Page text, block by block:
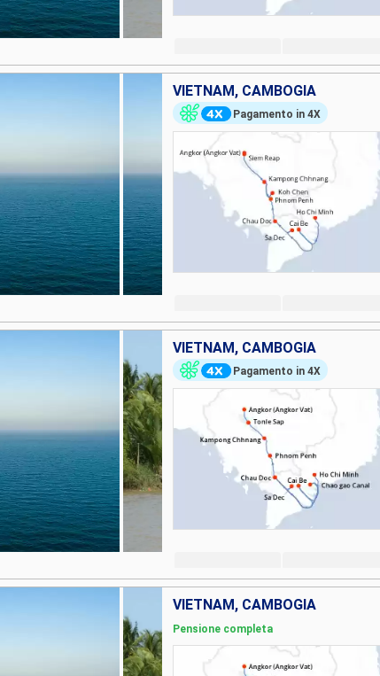
VIETNAM, CAMBOGIA
Pagamento in 4X
VIETNAM, CAMBOGIA
Pagamento in 4X
VIETNAM, CAMBOGIA
Pensione completa